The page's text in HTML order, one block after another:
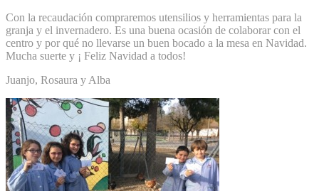
Con la recaudación compraremos utensilios y herramientas para la
granja y el invernadero. Es una buena ocasión de colaborar con el
centro y por qué no llevarse un buen bocado a la mesa en Navidad.
Mucha suerte y ¡ Feliz Navidad a todos!
Juanjo, Rosaura y Alba